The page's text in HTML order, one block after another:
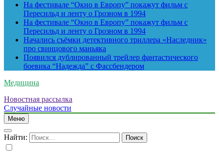
На фестивале “Окно в Европу” покажут фильм с
Пересильд и ленту о Грозном в 1994
На фестивале “Окно в Европу” покажут фильм с
Пересильд и ленту о Грозном в 1994
Начались съёмки детективного триллера «Наследник»
про свинцового маньяка
Появился дублированный трейлер фантастического
боевика “Надежда” с Фассбендером
Медицина
Новостная рассылка
Случайные новости
Меню
Найти: